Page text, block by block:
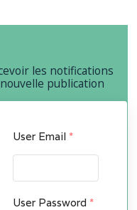
les notifications
publication
User Email *
User Password *